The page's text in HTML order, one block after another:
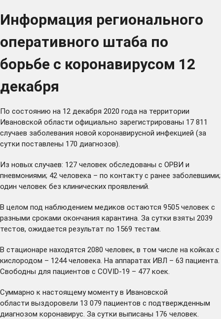
Информация регионального
оперативного штаба по
борьбе с коронавирусом 12
декабря
По состоянию на 12 декабря 2020 года на территории
Ивановской области официально зарегистрированы 17 811
случаев заболевания новой коронавирусной инфекцией (за
сутки поставлены 170 диагнозов).
Из новых случаев: 127 человек обследованы с ОРВИ и
пневмониями; 42 человека – по контакту с ранее заболевшими;
один человек без клинических проявлений.
В целом под наблюдением медиков остаются 9505 человек с
разными сроками окончания карантина. За сутки взяты 2039
тестов, ожидается результат по 1569 тестам.
В стационаре находятся 2080 человек, в том числе на койках с
кислородом – 1244 человека. На аппаратах ИВЛ – 63 пациента.
Свободны для пациентов с COVID-19 – 477 коек.
Суммарно к настоящему моменту в Ивановской
области выздоровели 13 079 пациентов с подтвержденным
диагнозом коронавирус. За сутки выписаны 176 человек.